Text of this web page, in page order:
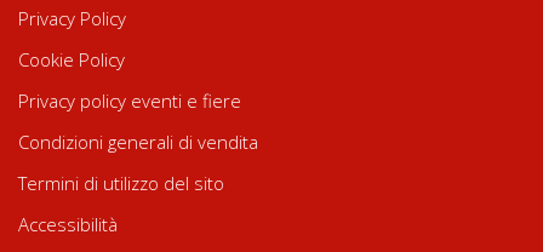
Privacy Policy
Cookie Policy
Privacy policy eventi e fiere
Condizioni generali di vendita
Termini di utilizzo del sito
Accessibilità